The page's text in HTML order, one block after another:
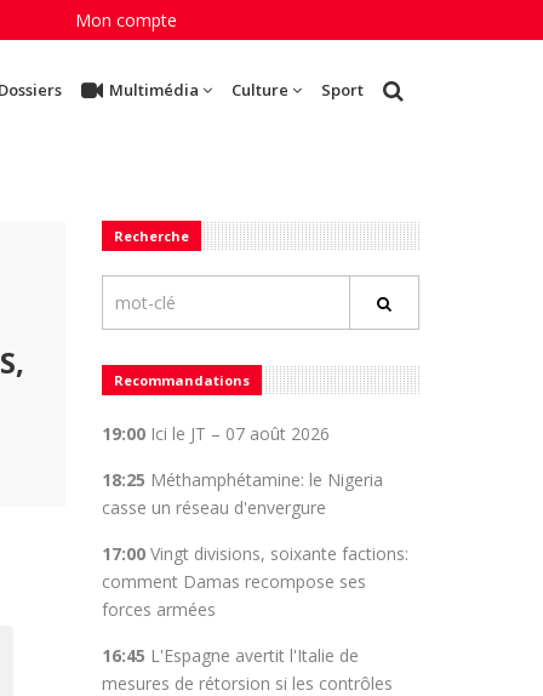
Mon compte
Multimédia Culture Sport
Recherche
Recommandations
19:00Ici le JT – 07 août 2026
18:25 Méthamphétamine: le Nigeria
casse un réseau d'envergure
17:00Vingt divisions, soixante factions:
comment Damas recompose ses
forces armées
16:45 L'Espagne avertit l'Italie de
mesures de rétorsion si les contrôles